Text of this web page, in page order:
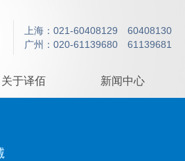
上海：021-60408129 60408130
广州：020-61139680 61139681
关于译佰 新闻中心